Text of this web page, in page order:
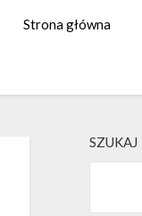
Strona główna
SZUKAJ